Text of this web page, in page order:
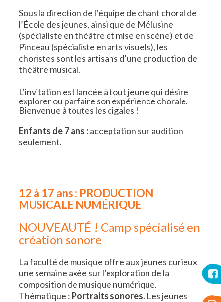
Sous la direction de l’équipe de chant choral de
l’École des jeunes, ainsi que de Mélusine
(spécialiste en théâtre et mise en scène) et de
Pinceau (spécialiste en arts visuels), les
choristes sont les artisans d’une production de
théâtre musical.
L’invitation est lancée à tout jeune qui désire
explorer ou parfaire son expérience chorale.
Bienvenue à toutes les cigales !
Enfants de 7 ans :acceptation sur audition
seulement.
12 à 17 ans : PRODUCTION
MUSICALE NUMÉRIQUE
NOUVEAUTÉ ! Camp spécialisé en
création sonore
La faculté de musique offre aux jeunes curieux
une semaine axée sur l’exploration de la
composition de musique numérique.
Thématique : Portraits sonores. Les jeunes